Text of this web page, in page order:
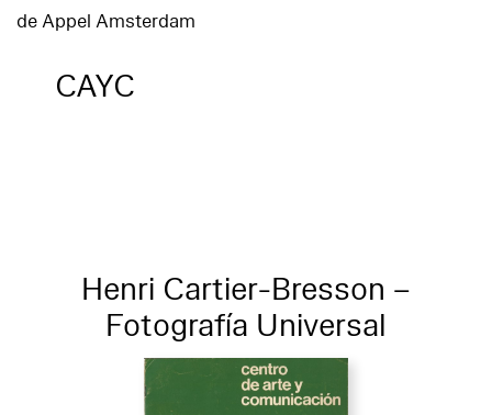
de Appel Amsterdam
CAYC
Henri Cartier-Bresson –
Fotografía Universal